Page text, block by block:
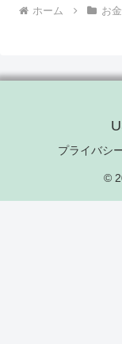
ホーム お金
プライバシ
©